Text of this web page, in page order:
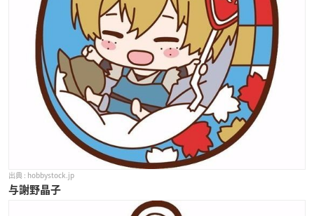
hobbystock.jp
与謝野晶子